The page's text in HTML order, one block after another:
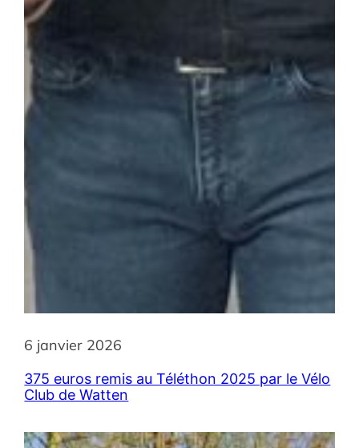
6 janvier 2026
375 euros remis au Téléthon 2025 par le Vélo
Club de Watten